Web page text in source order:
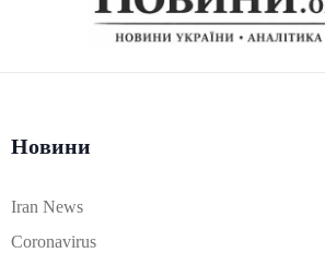
Новини
Iran News
Coronavirus